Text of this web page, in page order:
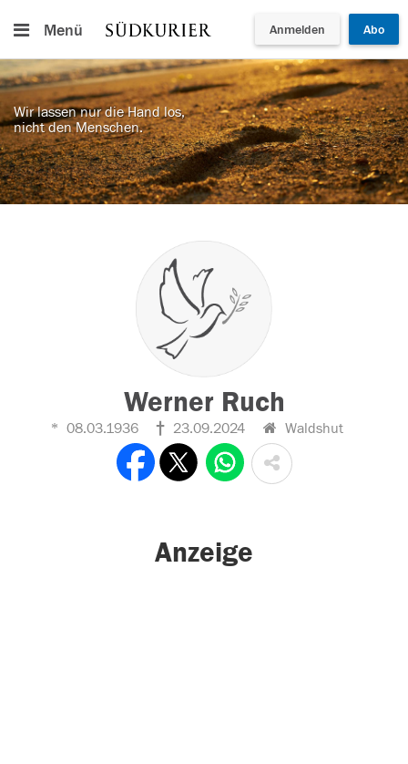
Menü Anmelden Abo
Wir lassen nur die Hand los,
nicht den Menschen.
Werner Ruch
08.03.1936 23.09.2024 Waldshut
Anzeige